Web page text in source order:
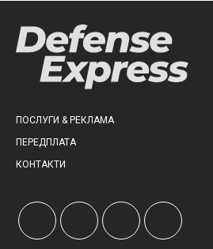
ПОСЛУГИ & РЕКЛАМА
ПЕРЕДПЛАТА
КОНТАКТИ